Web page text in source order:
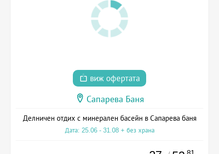
виж офертата
Сапарева Баня
Делничен отдих с минерален басейн в Сапарева баня
Дата: 25.06 - 31.08 + без храна